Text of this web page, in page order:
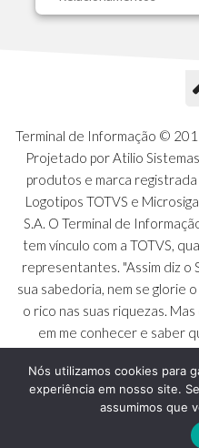
A1P - Tipos de Charts
A1S - Notificacoes do
A1U - Intermediadores
A1V - Schemas - Gestao de
A1W - Campos do Schema
A1X - CFDI Complemento
A1Y - Carta Porte -
A1Z - Carta Porte -
A20 - Nota Explicativa - PCO
A21 - FONTES FINANC.PPA
A22 - Itens Fontes Financ.PPA
A23 - Inflacao para metas
A24 - PIB Estadual para
A25 - Receitas e Despesas
A26 - Deducao da Receita -
A27 - Divida Publica - Metas
A28 - Juros para metas
Terminal de Informação ©
Projetado por Atilio
produtos e marca
Logotipos TOTVS e
S.A. O Terminal de
tem vínculo com a TOTVS,
representantes. "Assim diz o
sua sabedoria, nem se glorie
o rico nas suas riquezas.
em me conhecer e saber
Nós utilizamos cookies para
experiência em nosso site.
assumimos que